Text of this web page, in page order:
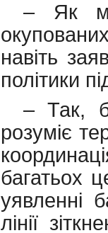
– Як
навіть
політики
– Так,
розуміє
багатьох
уявленні
лінії